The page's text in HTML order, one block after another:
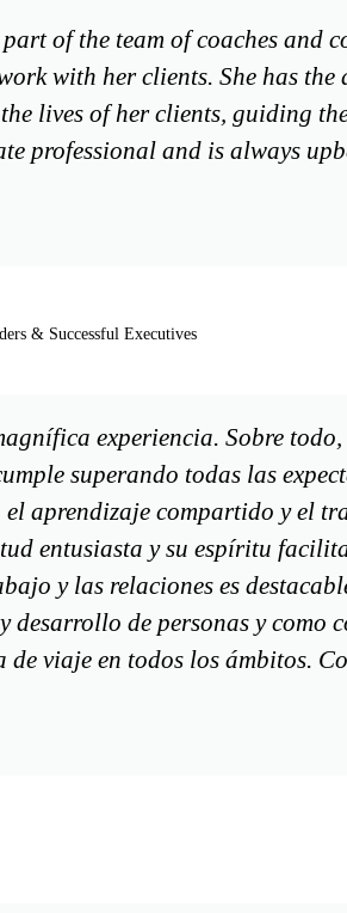
of the team of coaches and
with her clients. She has the
lives of her clients, guiding
professional and is always
& Successful Executives
experiencia. Sobre
superando todas las
aprendizaje compartido y el
entusiasta y su espíritu
y las relaciones es
desarrollo de personas y como
viaje en todos los ámbitos.